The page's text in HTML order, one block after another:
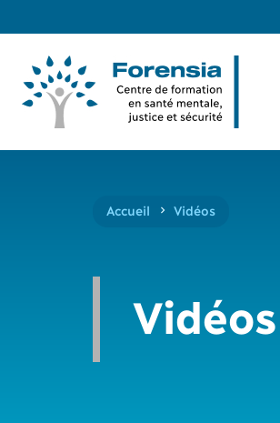
Accueil Vidéos
Vidéos